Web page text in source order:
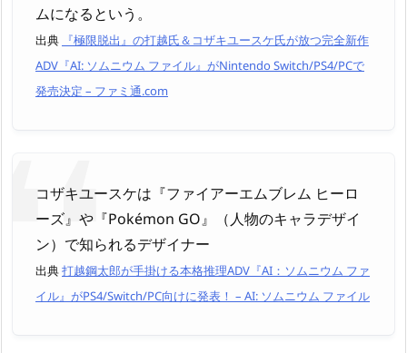
ムになるという。
出典
『極限脱出』の打越氏＆コザキユースケ氏が放つ完全新作
ADV『AI: ソムニウム ファイル』がNintendo Switch/PS4/PCで
発売決定 – ファミ通.com
コザキユースケは『ファイアーエムブレム ヒーロ
ーズ』や『Pokémon GO』（人物のキャラデザイ
ン）で知られるデザイナー
出典打越鋼太郎が手掛ける本格推理ADV『AI：ソムニウム ファ
イル』がPS4/Switch/PC向けに発表！ – AI: ソムニウム ファイル